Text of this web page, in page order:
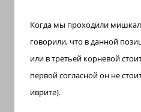
Когда мы проходили
говорили, что в данной
или в третьей корневой
первой согласной он не
иврите).